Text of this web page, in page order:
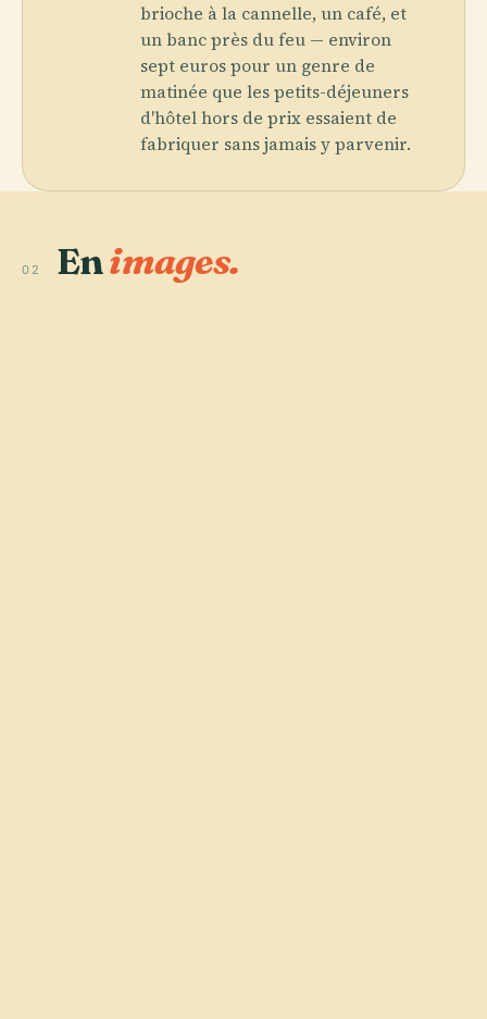
brioche à la cannelle, un café, et
un banc près du feu — environ
sept euros pour un genre de
matinée que les petits-déjeuners
d'hôtel hors de prix essaient de
fabriquer sans jamais y parvenir.
02 Enimages.